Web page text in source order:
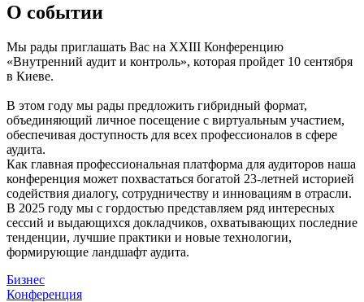
О событии
Мы рады приглашать Вас на XXIII Конференцию
«Внутренний аудит и контроль», которая пройдет 10 сентября
в Киеве.
В этом году мы рады предложить гибридный формат,
объединяющий личное посещение с виртуальным участием,
обеспечивая доступность для всех профессионалов в сфере
аудита.
Как главная профессиональная платформа для аудиторов наша
конференция может похвастаться богатой 23-летней историей
содействия диалогу, сотрудничеству и инновациям в отрасли.
В 2025 году мы с гордостью представляем ряд интересных
сессий и выдающихся докладчиков, охватывающих последние
тенденции, лучшие практики и новые технологии,
формирующие ландшафт аудита.
Бизнес
Конференция